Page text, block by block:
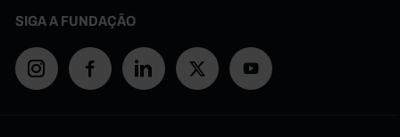
SIGA A FUNDAÇÃO